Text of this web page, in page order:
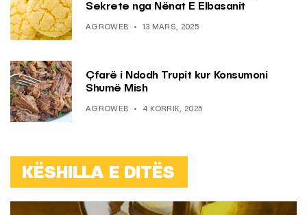
Sekrete nga Nënat E Elbasanit
AGROWEB 13 MARS, 2025
Çfarë i Ndodh Trupit kur Konsumoni
Shumë Mish
AGROWEB 4 KORRIK, 2025
KËSHILLA E DITËS